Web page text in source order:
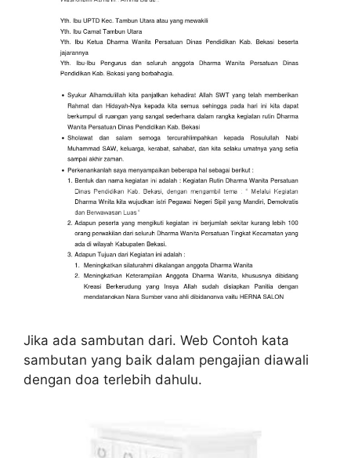
Jika ada sambutan dari. Web Contoh kata
sambutan yang baik dalam pengajian diawali
dengan doa terlebih dahulu.